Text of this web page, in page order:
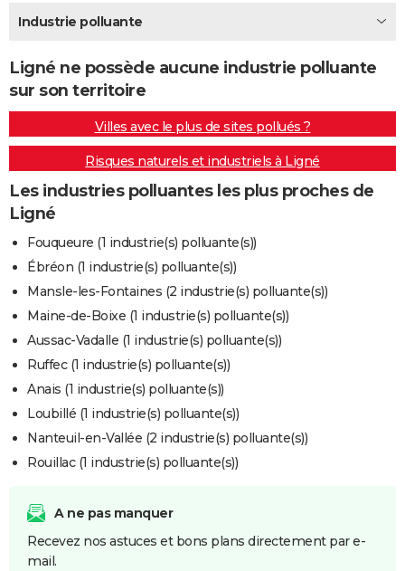
Destinations
City break
Voyage nature
Voyage de noces
Forum
Climat
+PHOTO
GUIDES D'ACHAT
BONS PLANS
CARTE DE VOEUX
Carte de Noël
Carte Bonne année
Carte Saint-Valentin
Carte d'anniversaire
DICTIONNAIRE
Dictionnaire
Biographies
Citations
Expressions
Proverbes
PROGRAMME TV
COPAINS D'AVANT
S'inscrire
Se connecter
Lycées
Collèges
Primaires
Universités
Entreprises
Service militaire
Avis de recherche
AVIS DE DÉCÈS
FORUM
Bricolage
Lifestyle
Culture
Sport
Auto
Television
Voyage
Cinema
Industrie polluante
Ligné ne possède aucune industrie polluante
sur son territoire
Villes avec le plus de sites pollués ?
Risques naturels et industriels à Ligné
Les industries polluantes les plus proches de
Ligné
Fouqueure (1 industrie(s) polluante(s))
Ébréon (1 industrie(s) polluante(s))
Mansle-les-Fontaines (2 industrie(s) polluante(s))
Maine-de-Boixe (1 industrie(s) polluante(s))
Aussac-Vadalle (1 industrie(s) polluante(s))
Ruffec (1 industrie(s) polluante(s))
Anais (1 industrie(s) polluante(s))
Loubillé (1 industrie(s) polluante(s))
Nanteuil-en-Vallée (2 industrie(s) polluante(s))
Rouillac (1 industrie(s) polluante(s))
A ne pas manquer
Recevez nos astuces et bons plans directement par e-
mail.